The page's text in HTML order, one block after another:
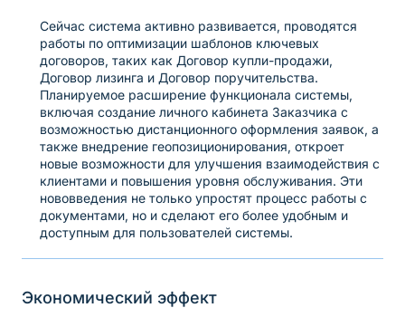
Сейчас система активно развивается, проводятся
работы по оптимизации шаблонов ключевых
договоров, таких как Договор купли-продажи,
Договор лизинга и Договор поручительства.
Планируемое расширение функционала системы,
включая создание личного кабинета Заказчика с
возможностью дистанционного оформления заявок, а
также внедрение геопозиционирования, откроет
новые возможности для улучшения взаимодействия с
клиентами и повышения уровня обслуживания. Эти
нововведения не только упростят процесс работы с
документами, но и сделают его более удобным и
доступным для пользователей системы.
Экономический эффект